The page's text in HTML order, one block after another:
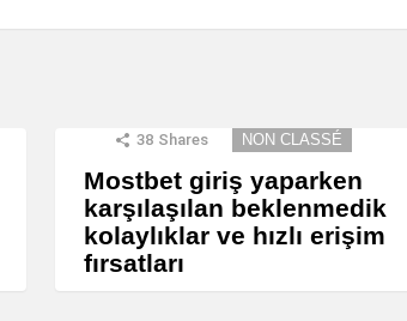
38 Shares NON CLASSÉ
Mostbet giriş yaparken
karşılaşılan beklenmedik
kolaylıklar ve hızlı erişim
fırsatları